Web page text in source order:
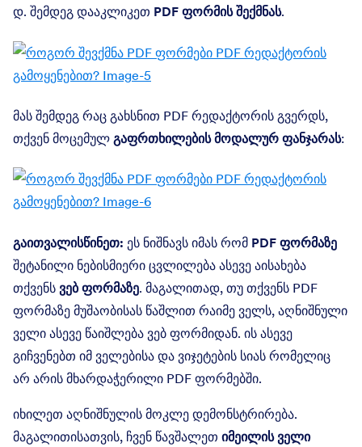
დ. შემდეგ დააკლიკეთ PDF ფორმის შექმნას.
მას შემდეგ რაც გახსნით PDF რედაქტორის გვერდს,
თქვენ მოცემულ გაფრთხილების მოდალურ ფანჯარას:
გაითვალისწინეთ: ეს ნიშნავს იმას რომ PDF ფორმაზე
შეტანილი ნებისმიერი ცვლილება ასევე აისახება
თქვენს ვებ ფორმაზე. მაგალითად, თუ თქვენს PDF
ფორმაზე მუშაობისას წაშლით რაიმე ველს, აღნიშნული
ველი ასევე წაიშლება ვებ ფორმიდან. ის ასევე
გიჩვენებთ იმ ველებისა და ვიჯეტების სიას რომელიც
არ არის მხარდაჭერილი PDF ფორმებში.
იხილეთ აღნიშნულის მოკლე დემონსტრირება.
მაგალითისათვის, ჩვენ წავშალეთ იმეილის ველი